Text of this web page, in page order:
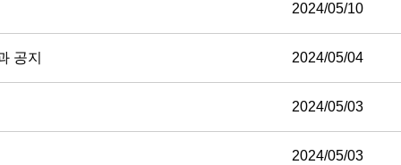
2024/05/10
공지 2024/05/04
2024/05/03
2024/05/03